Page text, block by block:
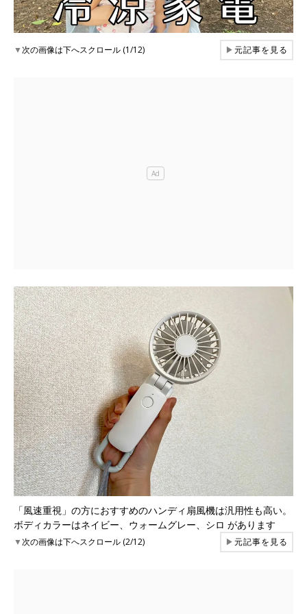
▼次の画像は下へスクロール (1/12) ▶元記事を見る
「風速重視」の方におすすめのハンディ扇風機は汎用性も高い。
ボディカラーはネイビー、ウォームグレー、シロ があります
▼次の画像は下へスクロール (2/12) ▶元記事を見る